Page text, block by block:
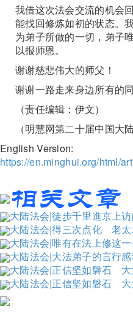
我借这次法会交流的机会
能找回修炼如初的状态。
为弟子所做的一切，弟子
以报师恩。
谢谢慈悲伟大的师父！
谢谢一路走来身边所有的
（责任编辑：伊文）
（明慧网第二十届中国大
English Version:
https://en.minghui.org/html/
大陆法会|徒步千里進京上
大陆法会|得三次点化 老太
大陆法会|唯有在法上修这
大陆法会|大法弟子的言行
大陆法会|正信坚如磐石 大
大陆法会|正信坚如磐石 大